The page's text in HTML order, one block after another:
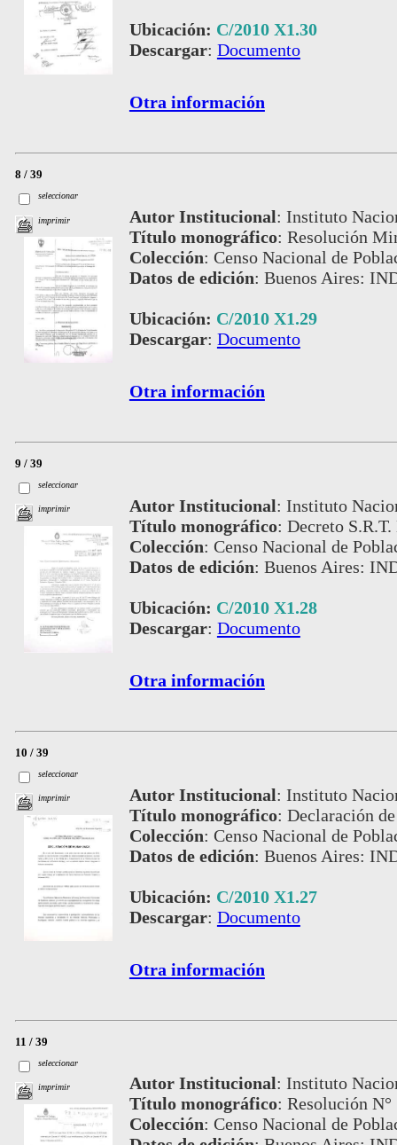
Ubicación: C/2010 X1.30
Descargar: Documento
Otra información
8 / 39
seleccionar
imprimir Autor Institucional: Instituto
Título monográfico: Resolución
Colección: Censo Nacional de
Datos de edición: Buenos Aires:
Ubicación: C/2010 X1.29
Descargar: Documento
Otra información
9 / 39
seleccionar
imprimir Autor Institucional: Instituto
Título monográfico: Decreto
Colección: Censo Nacional de
Datos de edición: Buenos Aires:
Ubicación: C/2010 X1.28
Descargar: Documento
Otra información
10 / 39
seleccionar
imprimir Autor Institucional: Instituto
Título monográfico: Declaración
Colección: Censo Nacional de
Datos de edición: Buenos Aires:
Ubicación: C/2010 X1.27
Descargar: Documento
Otra información
11 / 39
seleccionar
imprimir Autor Institucional: Instituto
Título monográfico: Resolución N°
Colección: Censo Nacional de